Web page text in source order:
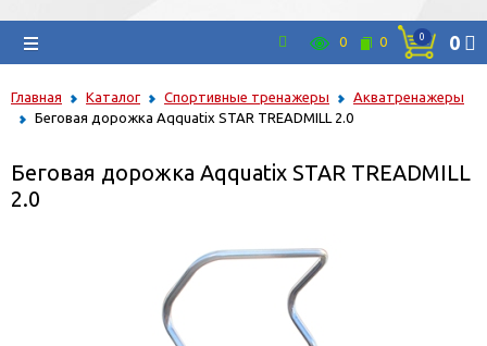
0 0 0 0
Главная Каталог Спортивные тренажеры
Акватренажеры
Беговая дорожка Aqquatix STAR TREADMILL 2.0
Беговая дорожка Aqquatix STAR TREADMILL
2.0